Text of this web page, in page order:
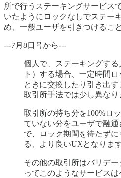
所で行うステーキングサービス
いたようにロックなしでステー
め、一般ユーザを引きつけるこ
---7月8日号から---
個人で、ステーキングす
ト）する場合、一定時間
ときに交換したり引き出す
取引所手法では少し異なり
取引所の持ち分を100%ロ
ていない分をユーザで融
で、ロック期間を待たず
る、より良いUXとなります
その他の取引所はバリデ
ってこのようなサービス